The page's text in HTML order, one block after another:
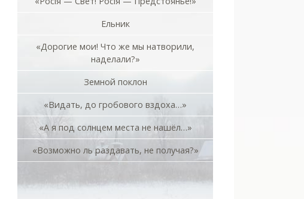
Ельник
«Дорогие мои! Что же мы натворили,
наделали?»
Земной поклон
«Видать, до гробового вздоха…»
«А я под солнцем места не нашёл…»
«Возможно ль раздавать, не получая?»